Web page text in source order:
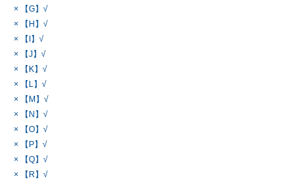
× 【G】√
× 【H】√
× 【I】√
× 【J】√
× 【K】√
× 【L】√
× 【M】√
× 【N】√
× 【O】√
× 【P】√
× 【Q】√
× 【R】√